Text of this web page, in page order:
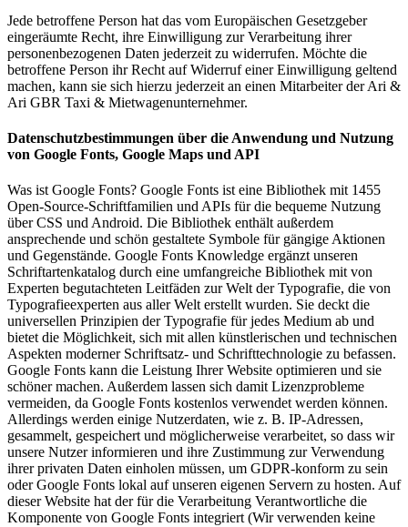
Jede betroffene Person hat das vom Europäischen Gesetzgeber
eingeräumte Recht, ihre Einwilligung zur Verarbeitung ihrer
personenbezogenen Daten jederzeit zu widerrufen. Möchte die
betroffene Person ihr Recht auf Widerruf einer Einwilligung geltend
machen, kann sie sich hierzu jederzeit an einen Mitarbeiter der Ari &
Ari GBR Taxi & Mietwagenunternehmer.
Datenschutzbestimmungen über die Anwendung und Nutzung
von Google Fonts, Google Maps und API
Was ist Google Fonts? Google Fonts ist eine Bibliothek mit 1455
Open-Source-Schriftfamilien und APIs für die bequeme Nutzung
über CSS und Android. Die Bibliothek enthält außerdem
ansprechende und schön gestaltete Symbole für gängige Aktionen
und Gegenstände. Google Fonts Knowledge ergänzt unseren
Schriftartenkatalog durch eine umfangreiche Bibliothek mit von
Experten begutachteten Leitfäden zur Welt der Typografie, die von
Typografieexperten aus aller Welt erstellt wurden. Sie deckt die
universellen Prinzipien der Typografie für jedes Medium ab und
bietet die Möglichkeit, sich mit allen künstlerischen und technischen
Aspekten moderner Schriftsatz- und Schrifttechnologie zu befassen.
Google Fonts kann die Leistung Ihrer Website optimieren und sie
schöner machen. Außerdem lassen sich damit Lizenzprobleme
vermeiden, da Google Fonts kostenlos verwendet werden können.
Allerdings werden einige Nutzerdaten, wie z. B. IP-Adressen,
gesammelt, gespeichert und möglicherweise verarbeitet, so dass wir
unsere Nutzer informieren und ihre Zustimmung zur Verwendung
ihrer privaten Daten einholen müssen, um GDPR-konform zu sein
oder Google Fonts lokal auf unseren eigenen Servern zu hosten. Auf
dieser Website hat der für die Verarbeitung Verantwortliche die
Komponente von Google Fonts integriert (Wir verwenden keine